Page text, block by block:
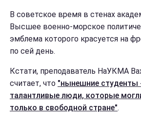
В советское время в стенах
Высшее военно-морское
эмблема которого красуется на
по сей день.
Кстати, преподаватель НаУКМА
считает, что "нынешние студенты
талантливые люди, которые
только в свободной стране".